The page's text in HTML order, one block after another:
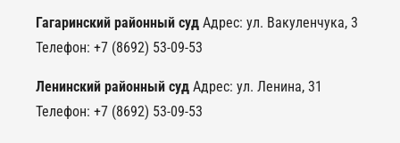
Гагаринский районный судАдрес: ул. Вакуленчука, 3
Телефон: +7 (8692) 53-09-53
Ленинский районный судАдрес: ул. Ленина, 31
Телефон: +7 (8692) 53-09-53